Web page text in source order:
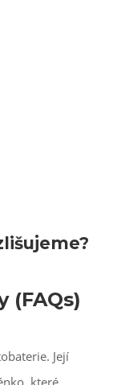
(FAQs)
Její